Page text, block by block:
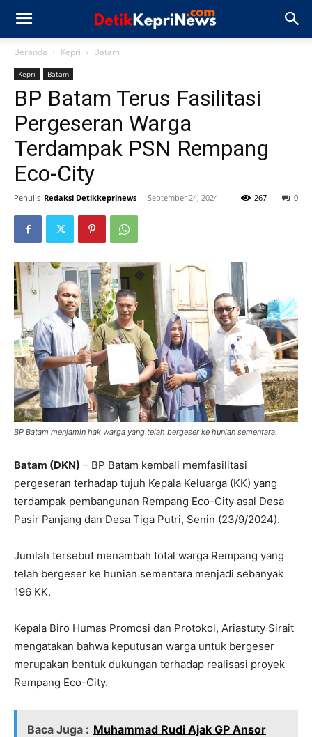
Beranda Kepri Batam
Kepri Batam
BP Batam Terus Fasilitasi
Pergeseran Warga
Terdampak PSN Rempang
Eco-City
Penulis Redaksi Detikkeprinews - September 24, 2024 0
267
BP Batam menjamin hak warga yang telah bergeser ke hunian sementara.
Batam (DKN) – BP Batam kembali memfasilitasi
pergeseran terhadap tujuh Kepala Keluarga (KK) yang
terdampak pembangunan Rempang Eco-City asal Desa
Pasir Panjang dan Desa Tiga Putri, Senin (23/9/2024).
Jumlah tersebut menambah total warga Rempang yang
telah bergeser ke hunian sementara menjadi sebanyak
196 KK.
Kepala Biro Humas Promosi dan Protokol, Ariastuty Sirait
mengatakan bahwa keputusan warga untuk bergeser
merupakan bentuk dukungan terhadap realisasi proyek
Rempang Eco-City.
Baca Juga : Muhammad Rudi Ajak GP Ansor